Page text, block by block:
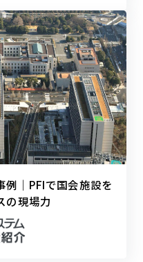
｜PFIで国会施設を
の現場力